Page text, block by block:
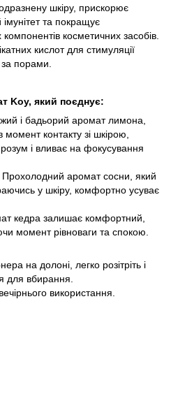
шкіру, прискорює
та покращує
косметичних засобів.
кислот для стимуляції
порами.
Koy, який поєднує:
і бадьорий аромат лимона,
контакту зі шкірою,
і вливає на фокусування
Прохолодний аромат сосни, який
у шкіру, комфортно усуває
кедра залишає комфортний,
момент рівноваги та спокою.
на долоні, легко розітріть і
для вбирання.
використання.